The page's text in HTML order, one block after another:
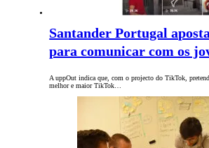
Santander Portugal
para comunicar com os
A uppOut indica que, com o projecto do TikTok,
melhor e maior TikTok…